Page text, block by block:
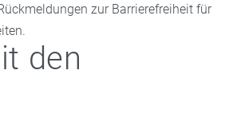
zur Barrierefreiheit für
den